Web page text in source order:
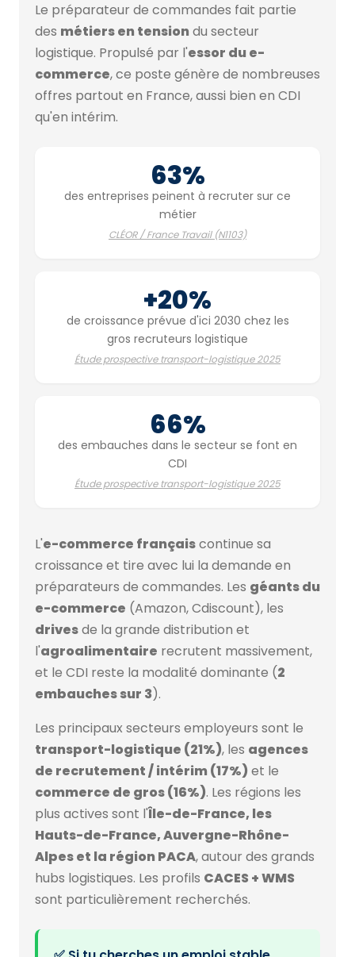
Le préparateur de commandes fait partie
des métiers en tensiondu secteur
logistique. Propulsé par l'essor du e-
commerce, ce poste génère de nombreuses
offres partout en France, aussi bien en CDI
qu'en intérim.
63%
des entreprises peinent à recruter sur ce
métier
CLÉOR / France Travail (N1103)
+20%
de croissance prévue d'ici 2030 chez les
gros recruteurs logistique
Étude prospective transport-logistique 2025
66%
des embauches dans le secteur se font en
CDI
Étude prospective transport-logistique 2025
L'e-commerce françaiscontinue sa
croissance et tire avec lui la demande en
préparateurs de commandes. Les géants du
e-commerce (Amazon, Cdiscount), les
drivesde la grande distribution et
l'agroalimentaire recrutent massivement,
et le CDI reste la modalité dominante (2
embauches sur 3).
Les principaux secteurs employeurs sont le
transport-logistique (21%), les agences
de recrutement / intérim (17%) et le
commerce de gros (16%). Les régions les
plus actives sont l'Île-de-France, les
Hauts-de-France, Auvergne-Rhône-
Alpes et la région PACA, autour des grands
hubs logistiques. Les profils CACES + WMS
sont particulièrement recherchés.